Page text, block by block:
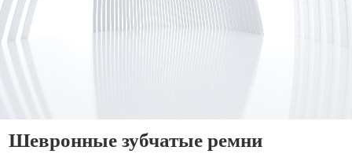
Контакты
Шевронные зубчатые ремни